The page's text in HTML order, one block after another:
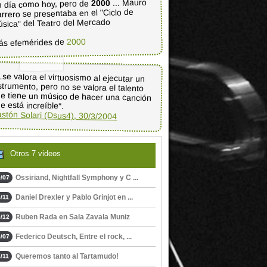
día como hoy, pero de 2000 ... Mauro
se presentaba en el "Ciclo de
del Teatro del Mercado
efemérides de 2000
valora el virtuosismo al ejecutar un
pero no se valora el talento
tiene un músico de hacer una canción
está increíble".
Solari (Dsus4), 30/3/2004
Otros 7 videos
07 Ossiriand, Nightfall Symphony y C ...
11 Daniel Drexler y Pablo Grinjot en ...
12 Ruben Rada en Sala Zavala Muniz
07 Federico Deutsch, Entre el rock, ...
11 Queremos tanto al Tartamudo!